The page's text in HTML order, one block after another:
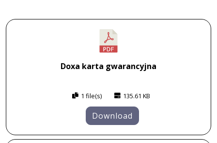
Doxa karta gwarancyjna
1 file(s) 135.61 KB
Download